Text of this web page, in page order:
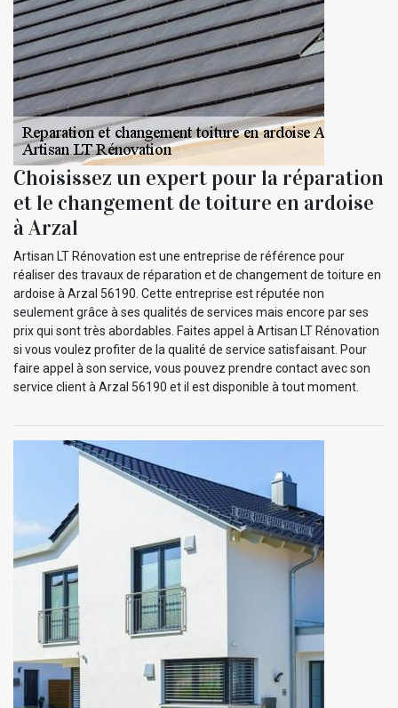
Choisissez un expert pour la réparation
et le changement de toiture en ardoise
à Arzal
Artisan LT Rénovation est une entreprise de référence pour
réaliser des travaux de réparation et de changement de toiture en
ardoise à Arzal 56190. Cette entreprise est réputée non
seulement grâce à ses qualités de services mais encore par ses
prix qui sont très abordables. Faites appel à Artisan LT Rénovation
si vous voulez profiter de la qualité de service satisfaisant. Pour
faire appel à son service, vous pouvez prendre contact avec son
service client à Arzal 56190 et il est disponible à tout moment.